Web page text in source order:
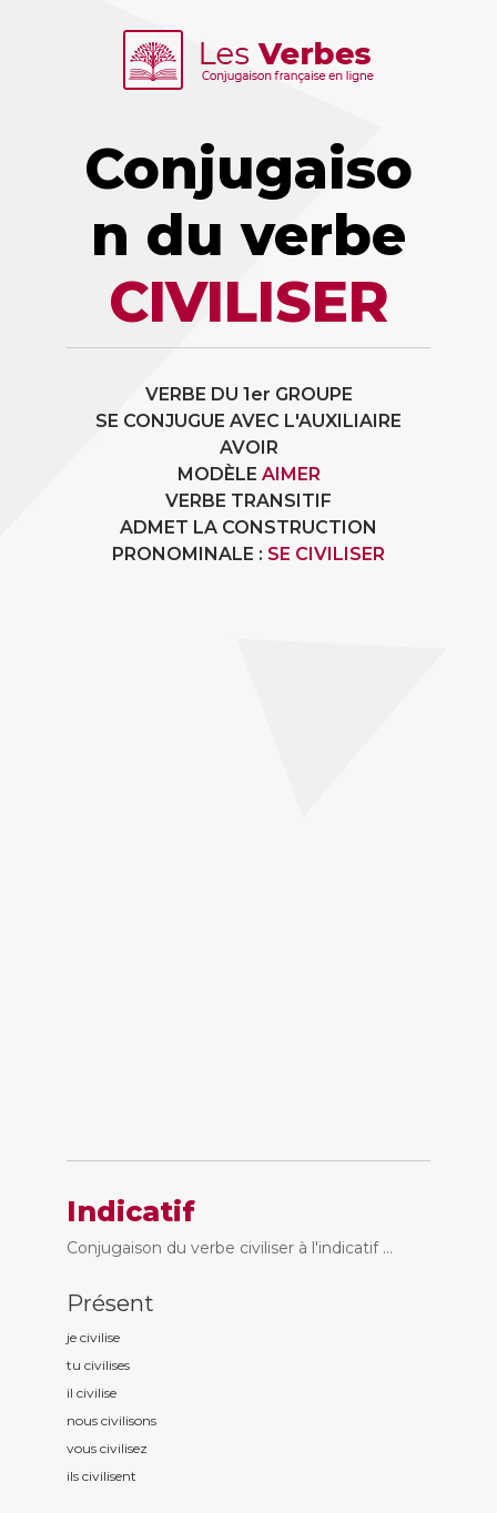
Conjugaiso
n du verbe
CIVILISER
VERBE DU 1er GROUPE
SE CONJUGUE AVEC L'AUXILIAIRE
AVOIR
MODÈLE AIMER
VERBE TRANSITIF
ADMET LA CONSTRUCTION
PRONOMINALE : SE CIVILISER
Indicatif
Conjugaison du verbe civiliser à l'indicatif ...
Présent
je civilise
tu civilises
il civilise
nous civilisons
vous civilisez
ils civilisent